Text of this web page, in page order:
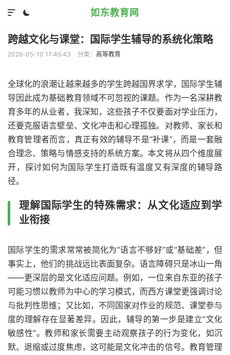
如东教育网


跨越文化与课堂：国际学生辅导的系统化策略
2026-05-10 17:45:43 分类： 高等教育
全球化的浪潮让越来越多的学生跨越国界求学，国际学生辅
导因此成为基础教育领域不可忽视的课题。作为一名深耕教
育多年的从业者，我深知，这些孩子不仅要面对学业压力，
还要克服语言壁垒、文化冲击和心理孤独。对教师、家长和
教育管理者而言，真正有效的辅导不是“补课”，而是一套融
合理念、策略与情感支持的系统方案。本文将从四个维度展
开，探讨如何为国际学生打造既有温度又有深度的辅导路
径。
理解国际学生的特殊需求：从文化适应到学
业衔接
国际学生的需求常常被简化为“语言不够好”或“基础差”，但
事实上，他们的挑战远比表面复杂。语言障碍只是冰山一角
——更深层的是文化适应问题。例如，一位来自东亚的孩子
可能习惯以教师为中心的学习模式，而西方课堂更强调讨论
与批判性思维；又比如，不同国家对作业的规范、课堂参与
度的理解存在显著差异。因此，辅导的第一步是建立“文化
敏感性”。教师和家长需要主动观察孩子的行为变化，如沉
默、退缩或过度焦虑，这可能是文化冲击的信号。教育管理